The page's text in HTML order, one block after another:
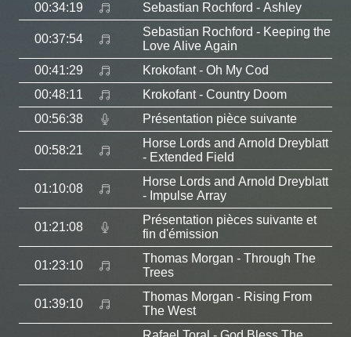
00:34:19
Sebastian Rochford - Ashley
00:37:54
Sebastian Rochford - Keeping the
Love Alive Again
00:41:29
Krokofant - Oh My Cod
00:48:11
Krokofant - Country Doom
00:56:38
Présentation pièce suivante
00:58:21
Horse Lords and Arnold Dreyblatt
- Extended Field
01:10:08
Horse Lords and Arnold Dreyblatt
- Impulse Array
01:21:08
Présentation pièces suivante et
fin d'émission
01:23:10
Thomas Morgan - Through The
Trees
01:39:10
Thomas Morgan - Rising From
The West